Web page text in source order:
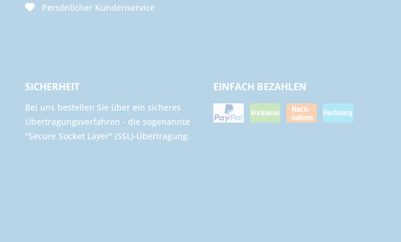
Persönlicher Kundenservice
SICHERHEIT
Bei uns bestellen Sie über ein sicheres
Übertragungsverfahren - die sogenannte
"Secure Socket Layer" (SSL)-Übertragung.
EINFACH BEZAHLEN